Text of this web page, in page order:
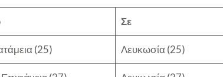
Σε
(25) Λευκωσία (25)